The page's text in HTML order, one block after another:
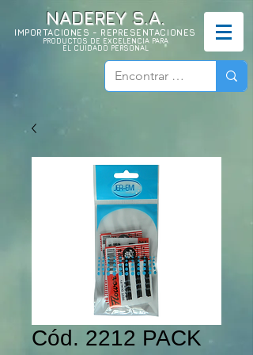
NADEREY S.A.
IMPORTACIONES - REPRESENTACIONES
PRODUCTOS DE EXCELENCIA PARA
EL CUIDADO PERSONAL
Cód. 2212 PACK